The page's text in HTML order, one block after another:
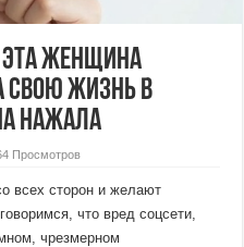
женщина
свою жизнь в
нажала
Просмотров
всех сторон и желают
что вред соцсети,
чрезмерном